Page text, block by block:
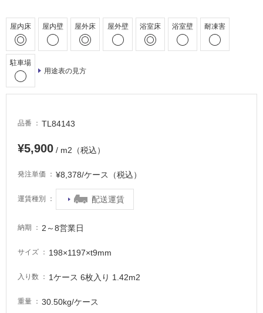
屋内床 屋内壁 屋外床 屋外壁 浴室床 浴室壁 耐凍害
駐車場
用途表の見方
品番 TL84143
¥5,900 / m2（税込）
発注単価 ¥8,378/ケース（税込）
運賃種別 配送運賃
納期 2～8営業日
サイズ 198×1197×t9mm
入り数 1ケース 6枚入り 1.42m2
重量 30.50kg/ケース
場
非
常
適
る
て
が
注
意
が
要
し